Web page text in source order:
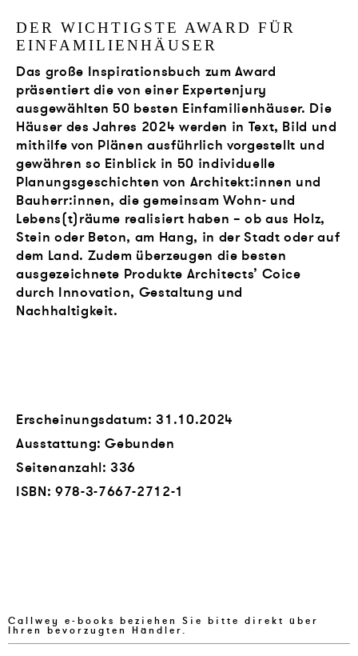
DER WICHTIGSTE AWARD FÜR
EINFAMILIENHÄUSER
Das große Inspirationsbuch zum Award
präsentiert die von einer Expertenjury
ausgewählten 50 besten Einfamilienhäuser. Die
Häuser des Jahres 2024 werden in Text, Bild und
mithilfe von Plänen ausführlich vorgestellt und
gewähren so Einblick in 50 individuelle
Planungsgeschichten von Architekt:innen und
Bauherr:innen, die gemeinsam Wohn- und
Lebens(t)räume realisiert haben – ob aus Holz,
Stein oder Beton, am Hang, in der Stadt oder auf
dem Land. Zudem überzeugen die besten
ausgezeichnete Produkte Architects’ Coice
durch Innovation, Gestaltung und
Nachhaltigkeit.
Erscheinungsdatum: 31.10.2024
Ausstattung: Gebunden
Seitenanzahl:336
ISBN: 978-3-7667-2712-1
Callwey e-books beziehen Sie bitte direkt über
Ihren bevorzugten Händler.